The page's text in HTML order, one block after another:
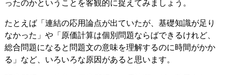
ったのかということを客観的に捉えてみましょう。
たとえば「連結の応用論点が出ていたが、基礎知識が足り
なかった」や「原価計算は個別問題ならばできるけれど、
総合問題になると問題文の意味を理解するのに時間がかか
る」など、いろいろな原因があると思います。